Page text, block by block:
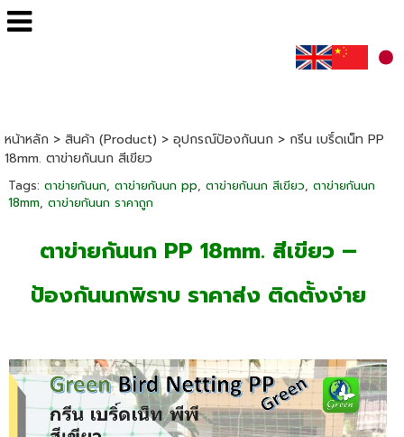
หน้าหลัก > สินค้า (Product) > อุปกรณ์ป้องกันนก > กรีน เบริ์ดเน็ท PP
18mm. ตาข่ายกันนก สีเขียว
Tags: ตาข่ายกันนก, ตาข่ายกันนก pp, ตาข่ายกันนก สีเขียว, ตาข่ายกันนก
18mm, ตาข่ายกันนก ราคาถูก
ตาข่ายกันนก PP 18mm. สีเขียว –
ป้องกันนกพิราบ ราคาส่ง ติดตั้งง่าย